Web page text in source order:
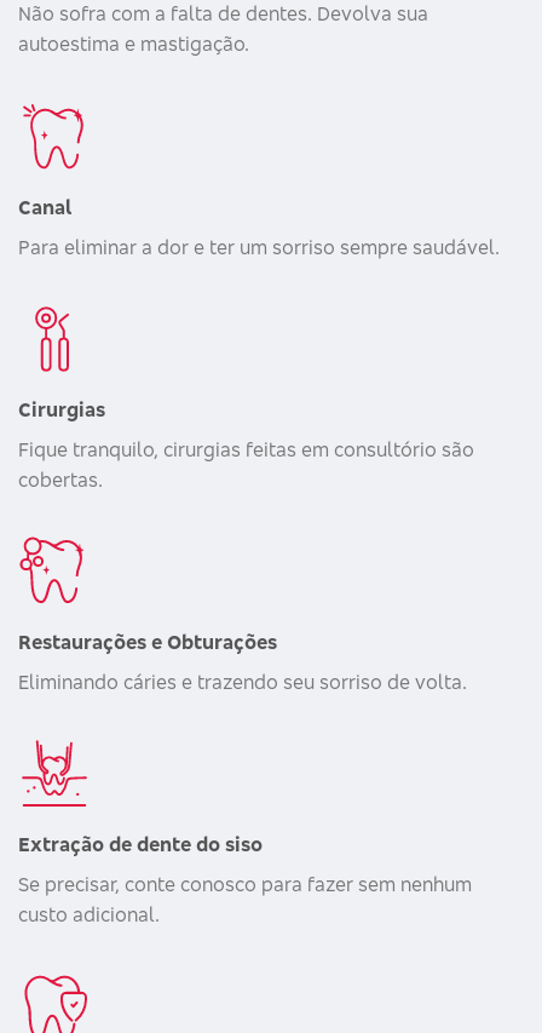
Não sofra com a falta de dentes. Devolva sua
autoestima e mastigação.
Canal
Para eliminar a dor e ter um sorriso sempre saudável.
Cirurgias
Fique tranquilo, cirurgias feitas em consultório são
cobertas.
Restaurações e Obturações
Eliminando cáries e trazendo seu sorriso de volta.
Extração de dente do siso
Se precisar, conte conosco para fazer sem nenhum
custo adicional.